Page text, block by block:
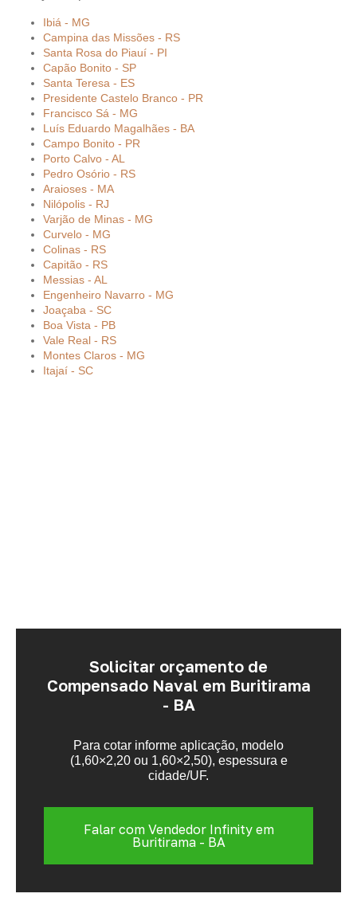
Ibiá - MG
Campina das Missões - RS
Santa Rosa do Piauí - PI
Capão Bonito - SP
Santa Teresa - ES
Presidente Castelo Branco - PR
Francisco Sá - MG
Luís Eduardo Magalhães - BA
Campo Bonito - PR
Porto Calvo - AL
Pedro Osório - RS
Araioses - MA
Nilópolis - RJ
Varjão de Minas - MG
Curvelo - MG
Colinas - RS
Capitão - RS
Messias - AL
Engenheiro Navarro - MG
Joaçaba - SC
Boa Vista - PB
Vale Real - RS
Montes Claros - MG
Itajaí - SC
Solicitar orçamento de
Compensado Naval em Buritirama
- BA
Para cotar informe aplicação, modelo
(1,60×2,20 ou 1,60×2,50), espessura e
cidade/UF.
Falar com Vendedor Infinity em
Buritirama - BA